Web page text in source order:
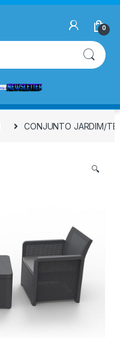
0
CONJUNTO JARDIM/
🔍